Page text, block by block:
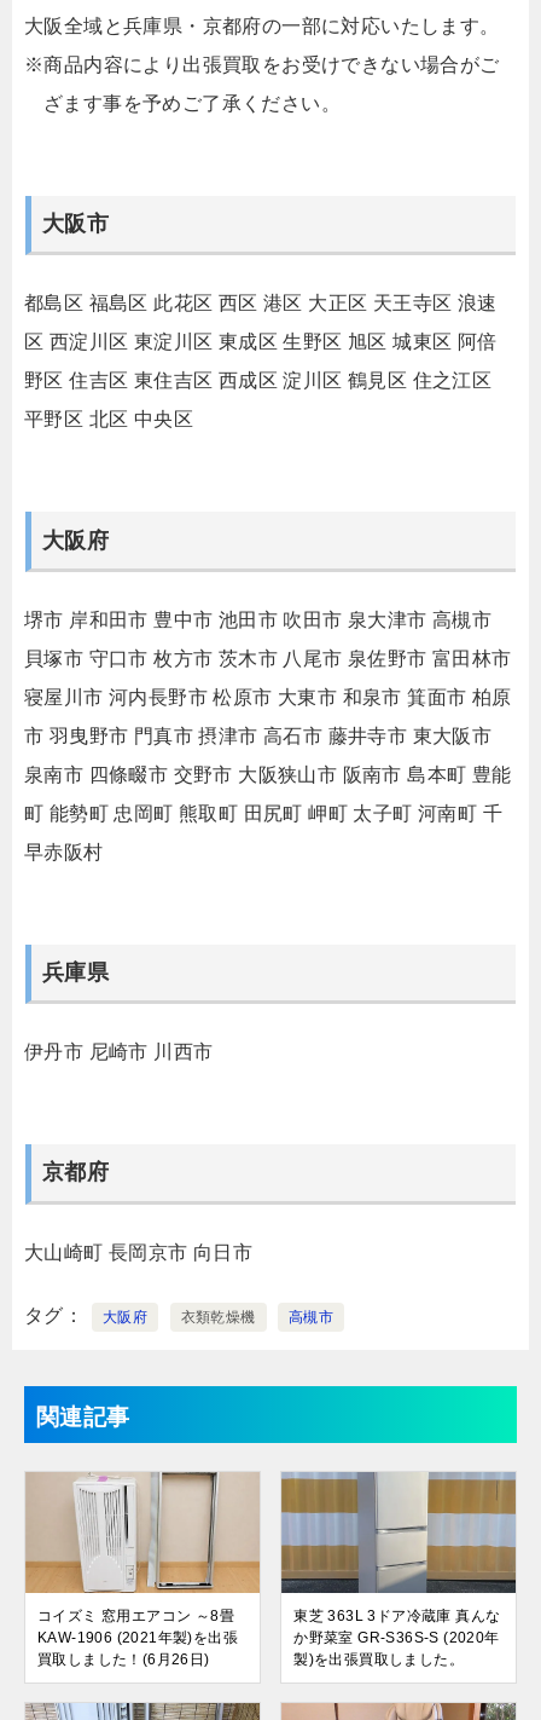
大阪全域と兵庫県・京都府の一部に対応いたします。
※商品内容により出張買取をお受けできない場合がご
ざます事を予めご了承ください。
大阪市
都島区 福島区 此花区 西区 港区 大正区 天王寺区 浪速
区 西淀川区 東淀川区 東成区 生野区 旭区 城東区 阿倍
野区 住吉区 東住吉区 西成区 淀川区 鶴見区 住之江区
平野区 北区 中央区
大阪府
堺市 岸和田市 豊中市 池田市 吹田市 泉大津市 高槻市
貝塚市 守口市 枚方市 茨木市 八尾市 泉佐野市 富田林市
寝屋川市 河内長野市 松原市 大東市 和泉市 箕面市 柏原
市 羽曳野市 門真市 摂津市 高石市 藤井寺市 東大阪市
泉南市 四條畷市 交野市 大阪狭山市 阪南市 島本町 豊能
町 能勢町 忠岡町 熊取町 田尻町 岬町 太子町 河南町 千
早赤阪村
兵庫県
伊丹市 尼崎市 川西市
京都府
大山崎町 長岡京市 向日市
タグ 大阪府 衣類乾燥機 高槻市
関連記事
コイズミ 窓用エアコン ～8畳
KAW-1906 (2021年製)を出張
買取しました！(6月26日)
東芝 363L 3ドア冷蔵庫 真んな
か野菜室 GR-S36S-S (2020年
製)を出張買取しました。